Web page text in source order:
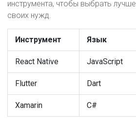
инструмента, чтобы выбрать
своих нужд.
Инструмент Язык
React Native JavaScript
Flutter Dart
Xamarin C#